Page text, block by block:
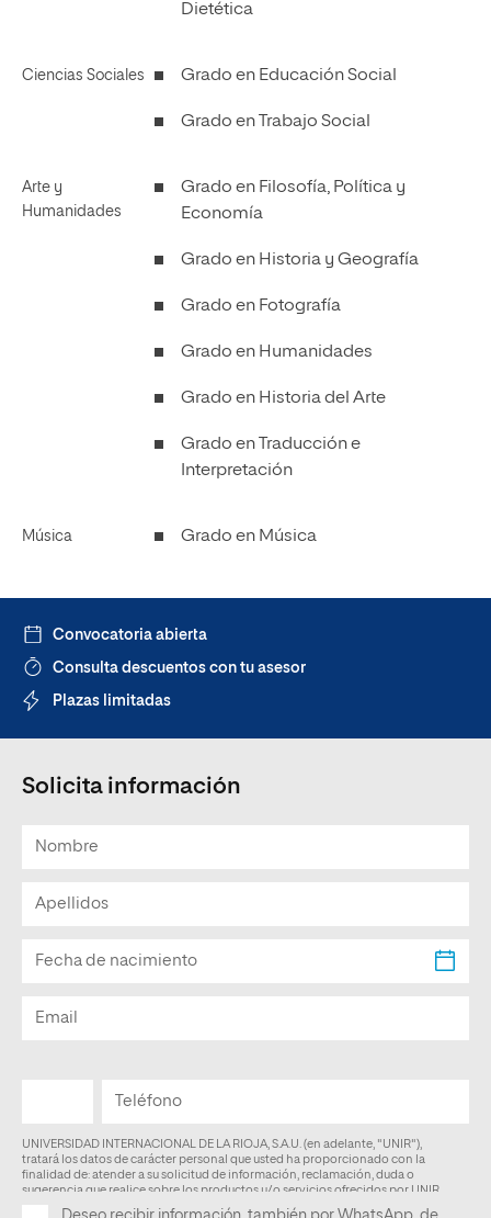
Dietética
Ciencias Sociales Grado en Educación Social
Grado en Trabajo Social
Arte y
Humanidades
Grado en Filosofía, Política y
Economía
Grado en Historia y Geografía
Grado en Fotografía
Grado en Humanidades
Grado en Historia del Arte
Grado en Traducción e
Interpretación
Música Grado en Música
Convocatoria abierta
Consulta descuentos con tu asesor
Plazas limitadas
Solicita información